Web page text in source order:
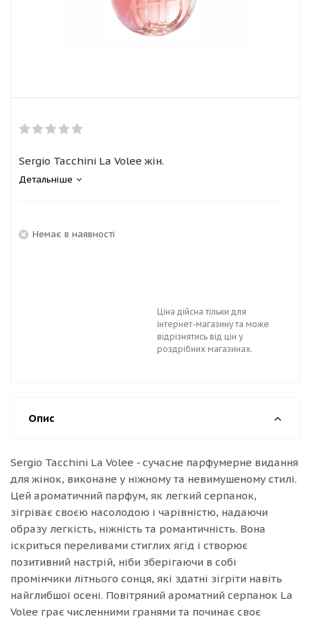
Sergio Tacchini La Volee жін.
Детальніше
Немає в наявності
Ціна дійсна тільки для
інтернет-магазину та може
відрізнятись від цін у
роздрібних магазинах.
Опис
Sergio Tacchini La Volee - сучасне парфумерне видання
для жінок, виконане у ніжному та невимушеному стилі.
Цей ароматичний парфум, як легкий серпанок,
зігріває своєю насолодою і чарівністю, надаючи
образу легкість, ніжність та романтичність. Вона
іскриться переливами стиглих ягід і створює
позитивний настрій, ніби зберігаючи в собі
промінчики літнього сонця, які здатні зігріти навіть
найглибшої осені. Повітряний ароматний серпанок La
Volee грає численними гранями та починає своє